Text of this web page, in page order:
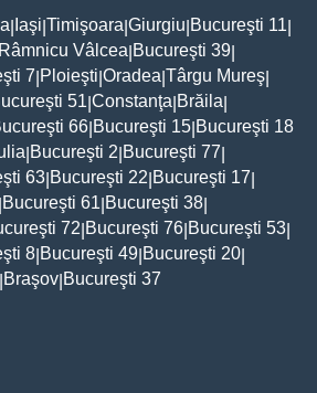
Iaşi Timişoara Giurgiu Bucureşti 11
Râmnicu Vâlcea Bucureşti 39
7 Ploieşti Oradea Târgu Mureş
51 Constanţa Brăila
66 Bucureşti 15 Bucureşti 18
Bucureşti 2 Bucureşti 77
63 Bucureşti 22 Bucureşti 17
Bucureşti 61 Bucureşti 38
72 Bucureşti 76 Bucureşti 53
8 Bucureşti 49 Bucureşti 20
Braşov Bucureşti 37